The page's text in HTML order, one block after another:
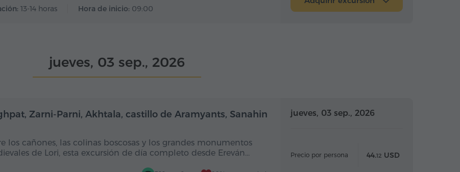
13-14 horas Hora de inicio: 09:00
jueves, 03 sep., 2026
Día completo Día completo
Zarni-Parni, Akhtala, castillo de Aramyants, Sanahin
los cañones, las colinas boscosas y los grandes monumentos
de Lori, esta excursión de día completo desde Ereván…
jueves, 03 sep., 2026
Precio por persona 44.12 USD